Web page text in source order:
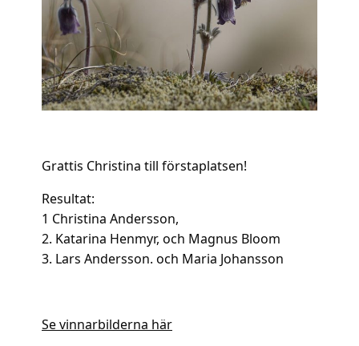
Grattis Christina till förstaplatsen!
Resultat:
1 Christina Andersson,
2. Katarina Henmyr, och Magnus Bloom
3. Lars Andersson. och Maria Johansson
Se vinnarbilderna här